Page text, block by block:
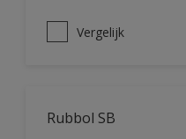
Vergelijk
Rubbol SB